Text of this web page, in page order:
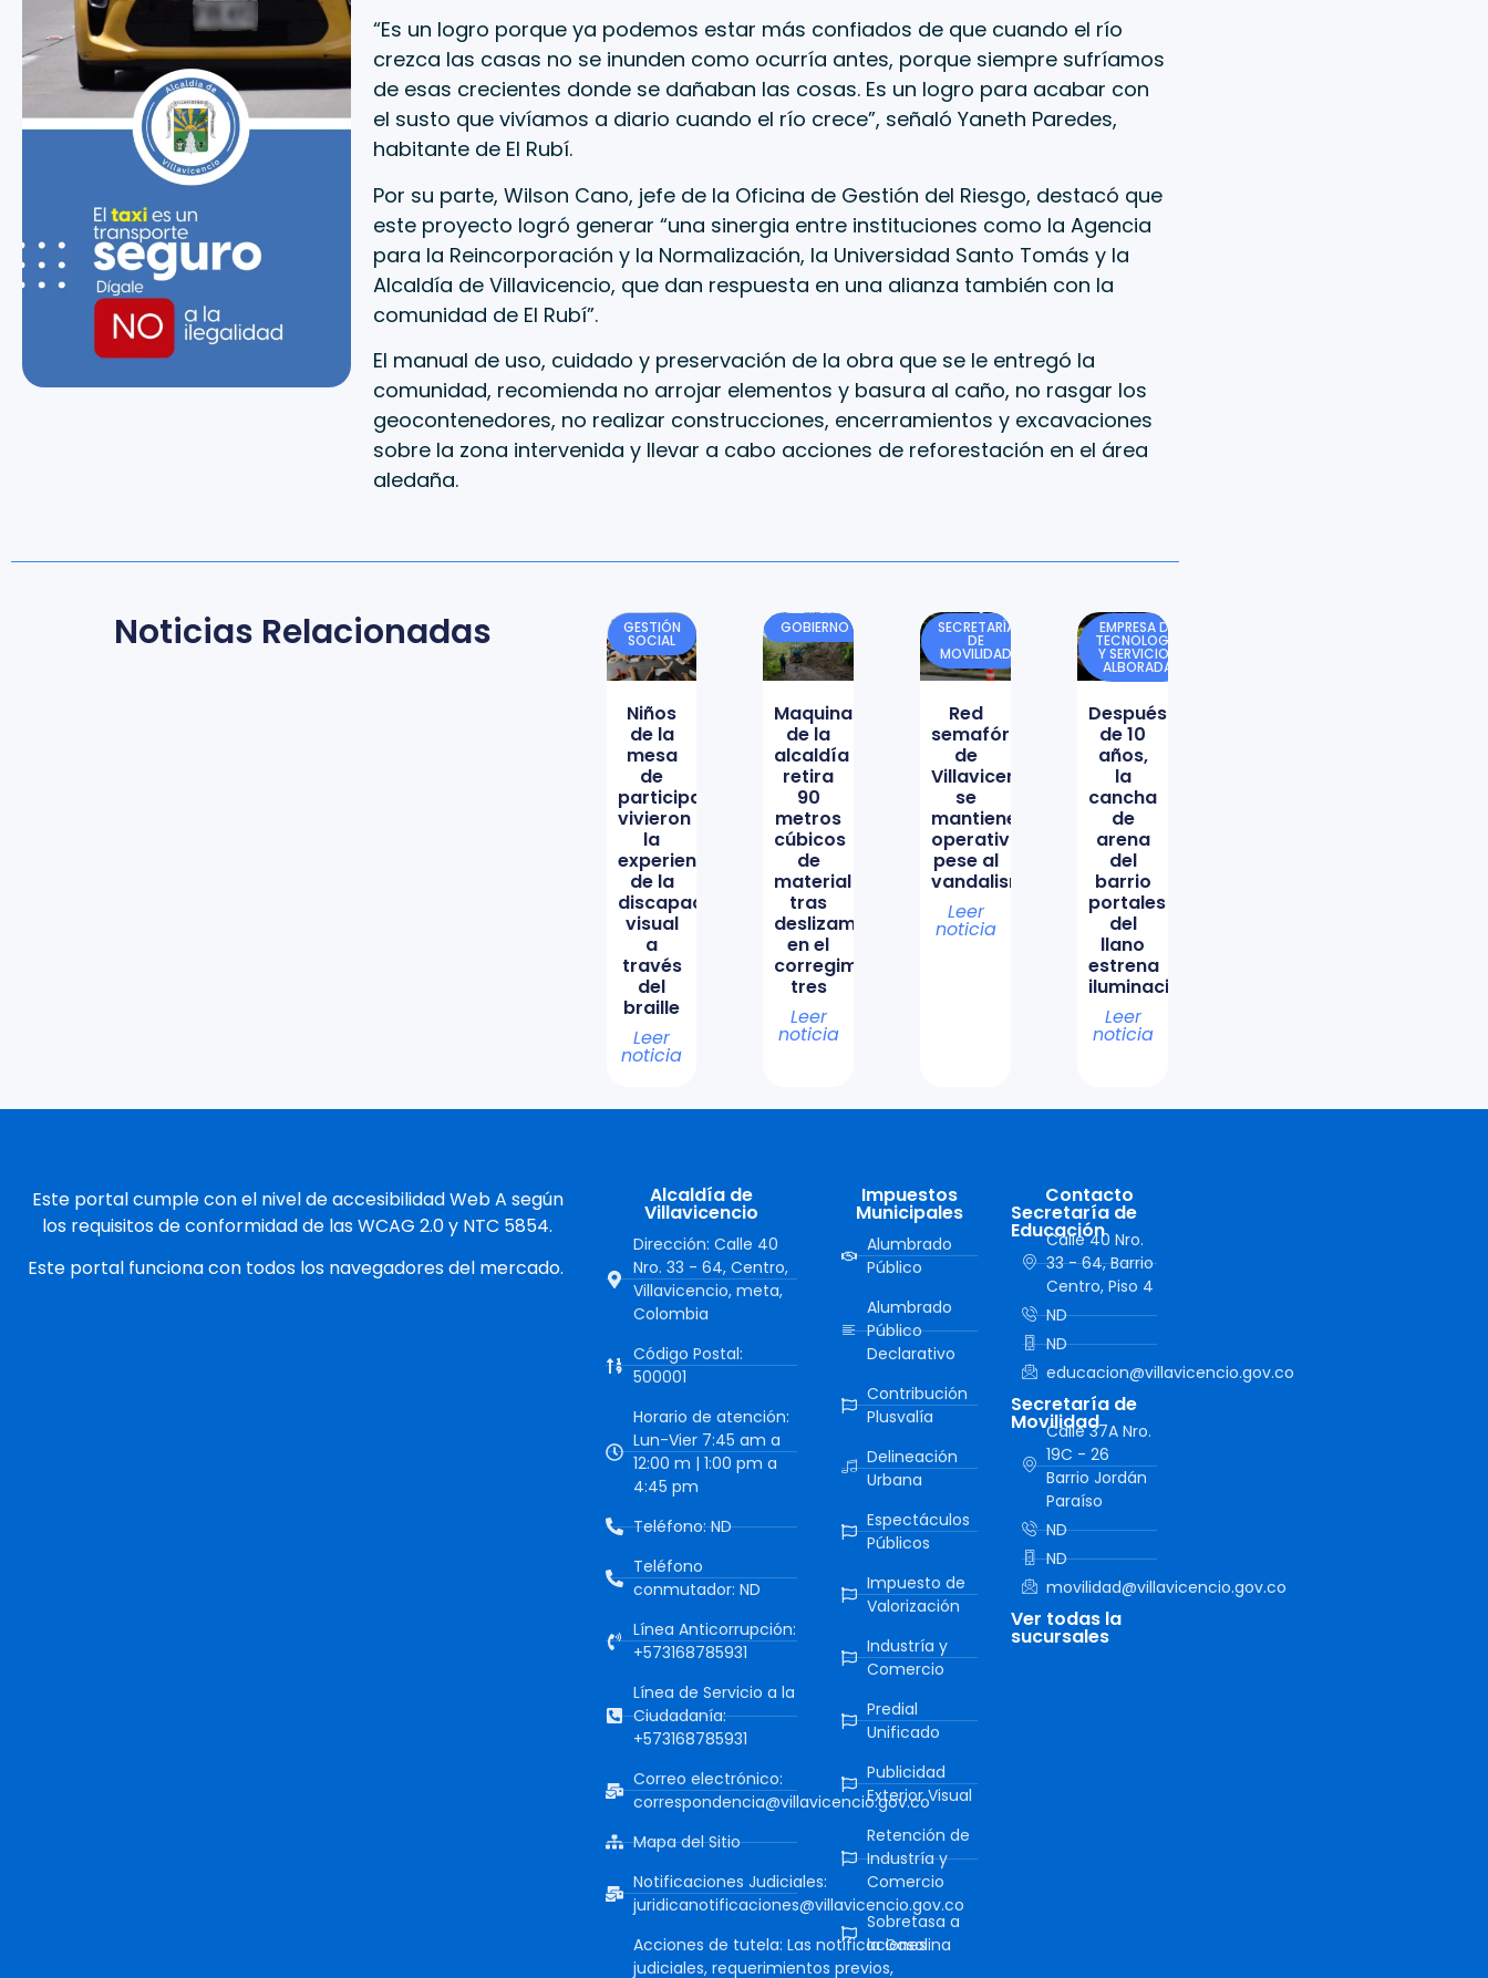
“Es un logro porque ya podemos estar más confiados de que cuando el río
crezca las casas no se inunden como ocurría antes, porque siempre sufríamos
de esas crecientes donde se dañaban las cosas. Es un logro para acabar con
el susto que vivíamos a diario cuando el río crece”, señaló Yaneth Paredes,
habitante de El Rubí.
Por su parte, Wilson Cano, jefe de la Oficina de Gestión del Riesgo, destacó que
este proyecto logró generar “una sinergia entre instituciones como la Agencia
para la Reincorporación y la Normalización, la Universidad Santo Tomás y la
Alcaldía de Villavicencio, que dan respuesta en una alianza también con la
comunidad de El Rubí”.
El manual de uso, cuidado y preservación de la obra que se le entregó la
comunidad, recomienda no arrojar elementos y basura al caño, no rasgar los
geocontenedores, no realizar construcciones, encerramientos y excavaciones
sobre la zona intervenida y llevar a cabo acciones de reforestación en el área
aledaña.
Noticias Relacionadas GESTIÓN
SOCIAL
Niños
de la
mesa
de
participación
vivieron
la
experiencia
de la
discapacidad
visual
a
través
del
braille
Leer
noticia
GOBIERNO
Maquinaria
de la
alcaldía
retira
90
metros
cúbicos
de
material
tras
deslizamiento
en el
corregimiento
tres
Leer
noticia
SECRETARÍA
DE
MOVILIDAD
Red
semafórica
de
Villavicencio
se
mantiene
operativa
pese al
vandalismo
Leer
noticia
EMPRESA DE
TECNOLOGÍA
Y SERVICIOS
ALBORADA
Después
de 10
años,
la
cancha
de
arena
del
barrio
portales
del
llano
estrena
iluminación
Leer
noticia
Este portal cumple con el nivel de accesibilidad Web A según
los requisitos de conformidad de las WCAG 2.0 y NTC 5854.
Este portal funciona con todos los navegadores del mercado.
Alcaldía de
Villavicencio
Dirección: Calle 40
Nro. 33 - 64, Centro,
Villavicencio, meta,
Colombia
Código Postal:
500001
Horario de atención:
Lun-Vier 7:45 am a
12:00 m | 1:00 pm a
4:45 pm
Teléfono: ND
Teléfono
conmutador: ND
Línea Anticorrupción:
+573168785931
Línea de Servicio a la
Ciudadanía:
+573168785931
Correo electrónico:
correspondencia@villavicencio.gov.co
Mapa del Sitio
Notificaciones Judiciales:
juridicanotificaciones@villavicencio.gov.co
Acciones de tutela: Las notificaciones
judiciales, requerimientos previos,
Impuestos
Municipales
Alumbrado
Público
Alumbrado
Público
Declarativo
Contribución
Plusvalía
Delineación
Urbana
Espectáculos
Públicos
Impuesto de
Valorización
Industría y
Comercio
Predial
Unificado
Publicidad
Exterior Visual
Retención de
Industría y
Comercio
Sobretasa a
la Gasolina
Contacto
Secretaría de
Educación
Calle 40 Nro.
33 - 64, Barrio
Centro, Piso 4
ND
ND
educacion@villavicencio.gov.co
Secretaría de
Movilidad
Calle 37A Nro.
19C - 26
Barrio Jordán
Paraíso
ND
ND
movilidad@villavicencio.gov.co
Ver todas la
sucursales